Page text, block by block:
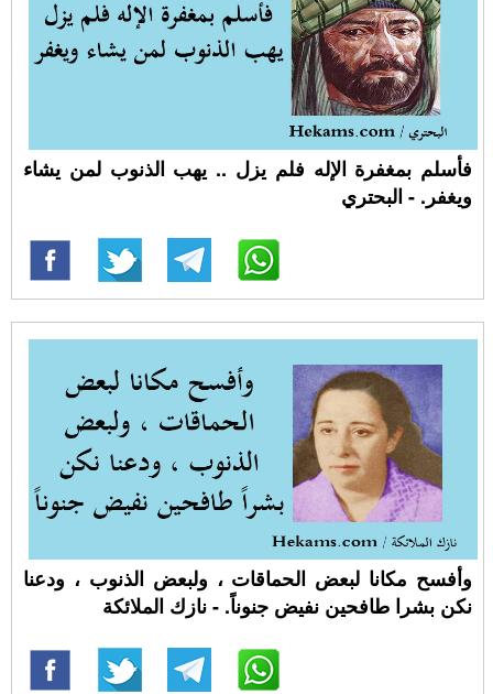
فأسلم بمغفرة الإله فلم يزل .. يهب الذنوب لمن يشاء
ويغفر. - البحتري
وأفسح مكانا لبعض الحماقات ، ولبعض الذنوب ، ودعنا
نكن بشرا طافحين نفيض جنوناً. - نازك الملائكة